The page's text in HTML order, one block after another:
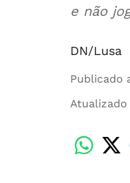
e não
DN/Lusa
Publicado
Atualizado